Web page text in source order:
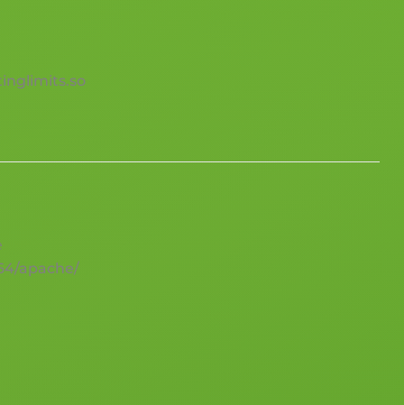
apache/